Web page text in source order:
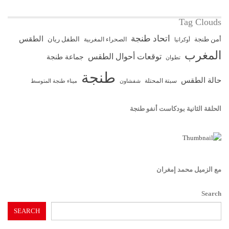
Tag Clouds
أمن طنجة أوكرانيا اتحاد طنجة الصحراء المغربية الطفل ريان الطقس
المغرب تطوان توقعات أحوال الطقس جماعة طنجة
حالة الطقس سبتة المحتلة شفشاون طنجة ميناء طنجة المتوسط
الحلقة الثانية بودكاست أنفو طنجة
مع الزميل محمد إمغران
Search
SEARCH